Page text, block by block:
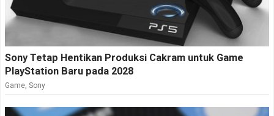
Sony Tetap Hentikan Produksi Cakram untuk Game
PlayStation Baru pada 2028
Game, Sony